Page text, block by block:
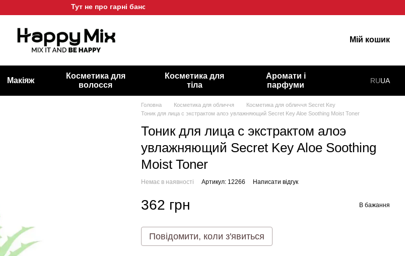
Тут не про гарні баночки, а про гарну шкіру!
Мій кошик
Макіяж
Косметика для
волосся
Косметика для
тіла
Аромати і
парфуми
RUUA
Головна Косметика для обличчя
Косметика для обличчя Secret Key
Тоник для лица с экстрактом алоэ увлажняющий Secret Key Aloe Soothing Moist Toner
Тоник для лица с экстрактом алоэ
увлажняющий Secret Key Aloe Soothing
Moist Toner
Немає в наявності Артикул: 12266 Написати відгук
362 грн В бажання
Повідомити, коли з'явиться